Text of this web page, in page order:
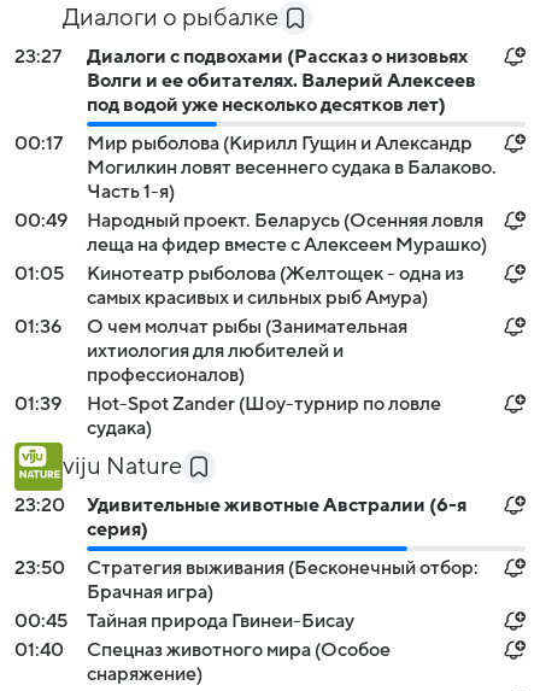
Диалоги о рыбалке
23:27
Диалоги с подвохами (Рассказ о низовьях
Волги и ее обитателях. Валерий Алексеев
под водой уже несколько десятков лет)
00:17
Мир рыболова (Кирилл Гущин и Александр
Могилкин ловят весеннего судака в Балаково.
Часть 1-я)
00:49
Народный проект. Беларусь (Осенняя ловля
леща на фидер вместе с Алексеем Мурашко)
01:05
Кинотеатр рыболова (Желтощек - одна из
самых красивых и сильных рыб Амура)
01:36
О чем молчат рыбы (Занимательная
ихтиология для любителей и
профессионалов)
01:39
Hot-Spot Zander (Шоу-турнир по ловле
судака)
viju Nature
23:20
Удивительные животные Австралии (6-я
серия)
23:50
Стратегия выживания (Бесконечный отбор:
Брачная игра)
00:45
Тайная природа Гвинеи-Бисау
01:40
Спецназ животного мира (Особое
снаряжение)